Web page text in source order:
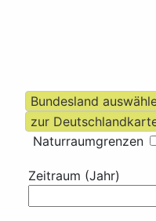
Naturraumgrenzen
Zeitraum (Jahr)